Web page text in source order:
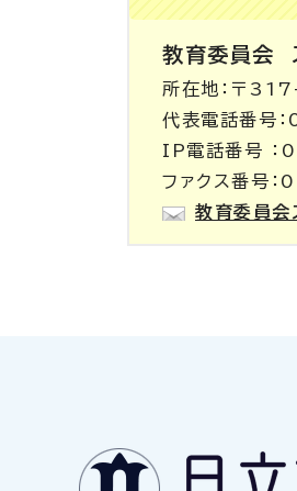
教育委員会
所在地：〒
代表電話番号
IP電話番号
ファクス番
教育委員会